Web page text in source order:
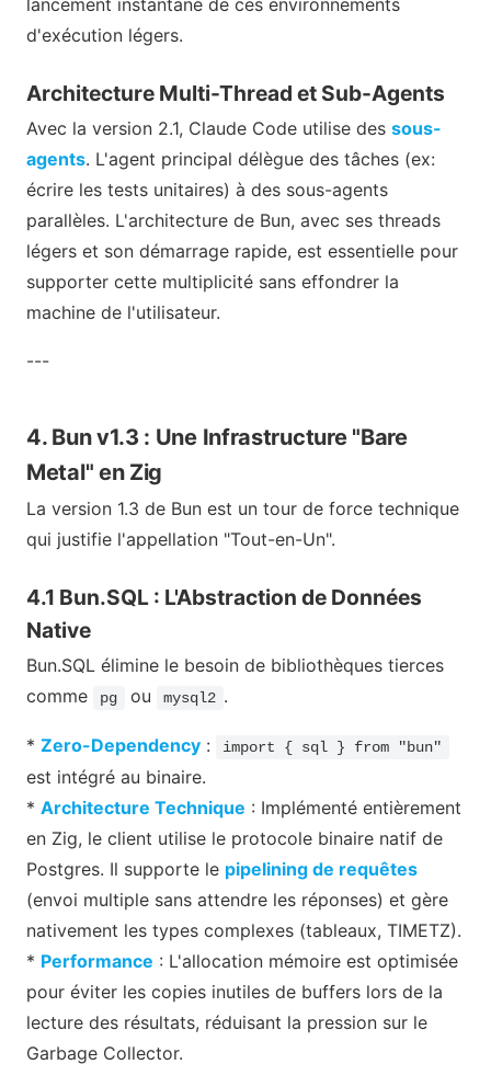
d'exécution légers.
Architecture Multi-Thread et Sub-Agents
Avec la version 2.1, Claude Code utilise des sous-
agents. L'agent principal délègue des tâches (ex:
écrire les tests unitaires) à des sous-agents
parallèles. L'architecture de Bun, avec ses threads
légers et son démarrage rapide, est essentielle pour
supporter cette multiplicité sans effondrer la
machine de l'utilisateur.
---
4. Bun v1.3 : Une Infrastructure "Bare
Metal" en Zig
La version 1.3 de Bun est un tour de force technique
qui justifie l'appellation "Tout-en-Un".
4.1 Bun.SQL : L'Abstraction de Données
Native
Bun.SQL élimine le besoin de bibliothèques tierces
comme
pg ou mysql2 .
* Zero-Dependency : import { sql } from "bun"
est intégré au binaire.
* Architecture Technique : Implémenté entièrement
en Zig, le client utilise le protocole binaire natif de
Postgres. Il supporte le pipelining de requêtes
(envoi multiple sans attendre les réponses) et gère
nativement les types complexes (tableaux, TIMETZ).
* Performance : L'allocation mémoire est optimisée
pour éviter les copies inutiles de buffers lors de la
lecture des résultats, réduisant la pression sur le
Garbage Collector.